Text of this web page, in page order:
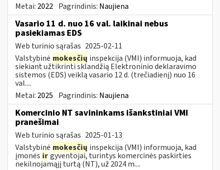
Metai: 2022 Pagrindinis: Naujiena
Vasario 11 d. nuo 16 val. laikinai nebus
pasiekiamas EDS
Web turinio sąrašas 2025-02-11
Valstybinė mokesčių inspekcija (VMI) informuoja, kad
siekiant užtikrinti sklandžią Elektroninio deklaravimo
sistemos (EDS) veiklą vasario 12 d. (trečiadienį) nuo 16
val....
Metai: 2025 Pagrindinis: Naujiena
Komercinio NT savininkams išankstiniai VMI
pranešimai
Web turinio sąrašas 2025-01-13
Valstybinė mokesčių inspekcija (VMI) informuoja, kad
įmonės irgyventojai, turintys komercinės paskirties
nekilnojamąjį turtą (NT), už 2024 m....